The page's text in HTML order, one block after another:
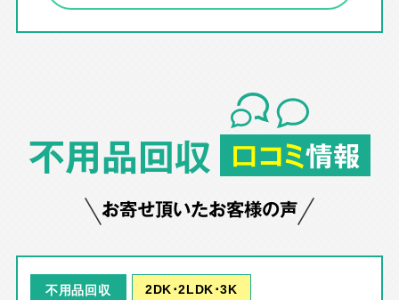
不用品回収 口コミ情報
お寄せ頂いたお客様の声
不用品回収 2DK･2LDK･3K